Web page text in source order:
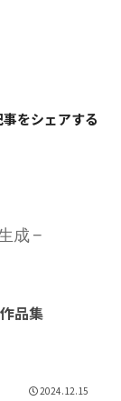
事をシェアする
成
品集
2024.12.15